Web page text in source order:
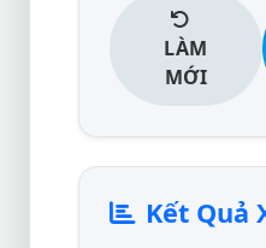
LÀM
MỚI
Kết Quả